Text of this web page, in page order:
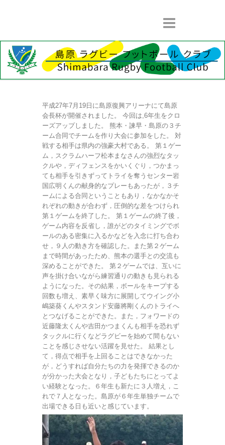
平成27年7月19日に島原復興アリーナにて島原
会長杯が開催されました。 今回は,6年生をクロ
ーズアップしました。 熊本・諫早・島原の３チ
ーム合同でチームを作り大会に参加をした。 対
戦する相手は県内の強豪大村である。 第１ゲー
ム，スクラムハーフ松本まなさんの強烈なタッ
クルや，ディフェンスをかいくぐり，つかまっ
ても相手を引きずってトライを奪うセンター岩
国広明くんの献身的なプレーもあったが，３チ
ームによる合同ということもあり，なかなかそ
れぞれの動きが合わず，圧倒的な差をつけられ
第１ゲームを終了した。 第１ゲームの終了後，
ゲーム内容を反省し，誰がどのタイミングでボ
ールのある密集に入るかなどを入念に打ち合わ
せ，９人の動き方を確認した。また第２ゲーム
まで時間があったため、熊本の選手との交流も
深めることができた。 第２ゲームでは、互いに
声を掛け合いながら練習通りの動きも見られる
ようになった。その結果，ボールをキープする
回数も増え、素早く味方に展開してウイング小
嶋築葵くんやスタンド安藤將剛くんのトライへ
とつなげることができた。また，フォワードの
近藤隆太くんや吉田かつまくんも相手を恐れず
タックルに行くなどラグビーを始めて間もない
ことを感じさせない活躍を見せた。 結果とし
て，得点で相手を上回ることはできなかった
が，どうすれば自分たちの力を発揮できるのか
が分かった大会となり，子どもたちにとってよ
い経験となった。６年生も新たに３人増え，こ
れで７人となった。島原が６年生単独チームで
出場できる日も近いと感じています。